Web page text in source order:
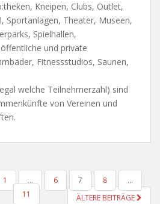
Kneipen, Clubs, Outlet,
Sportanlagen, Theater, Museen,
Spielhallen,
und private
Fitnessstudios, Saunen,
welche Teilnehmerzahl) sind
von Vereinen und
1 … 6 7 8
…
11
ÄLTERE BEITRÄGE